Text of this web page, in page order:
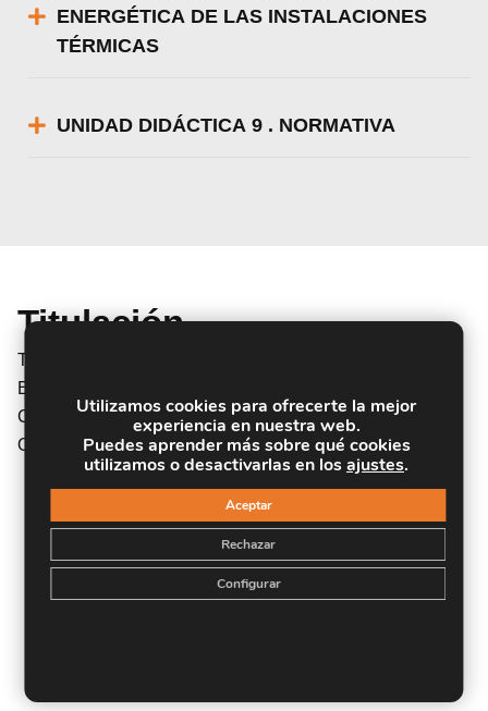
ENERGÉTICA DE LAS INSTALACIONES
TÉRMICAS
UNIDAD DIDÁCTICA 9 . NORMATIVA
Titulación
Titulación Expedida y Avalada por el Instituto Europeo de
Estudios Empresariales. «Enseñanza No Oficial y No
Conducente a la Obtención de un Título con Carácter
Oficial o Certificado de Profesionalidad.»
Utilizamos cookies para ofrecerte la mejor
experiencia en nuestra web.
Puedes aprender más sobre qué cookies
utilizamos o desactivarlas en losajustes.
Aceptar
Rechazar
Configurar